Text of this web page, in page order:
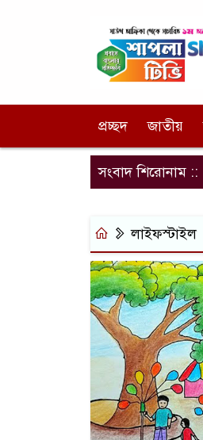
প্রচ্ছদ জাতীয়
সংবাদ শিরোনাম ::
লাইফস্টাইল